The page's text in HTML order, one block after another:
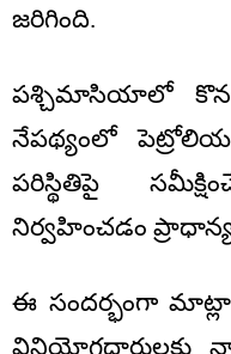
జరిగింది.
పశ్చిమాసియాలో
నేపథ్యంలో
పరిస్థితిపై
నిర్వహించడం
ఈ సందర్భంగా
వినియోగదారులకు